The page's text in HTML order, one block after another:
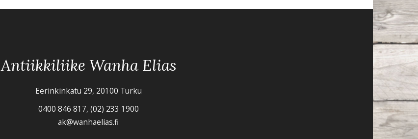
Antiikkiliike Wanha Elias
Eerinkinkatu 29, 20100 Turku
0400 846 817, (02) 233 1900
ak@wanhaelias.fi